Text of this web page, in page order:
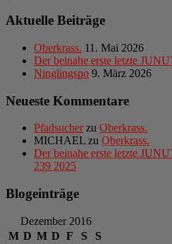
Aktuelle Beiträge
Oberkrass. 11. Mai 2026
Der beinahe erste letzte
Ninglingspo 9. März 2026
Neueste Kommentare
Pfadsucher zu Oberkrass.
MICHAEL zu Oberkrass.
Der beinahe erste letzte
239 2025
Blogeinträge
Dezember 2016
M D M D F S
S